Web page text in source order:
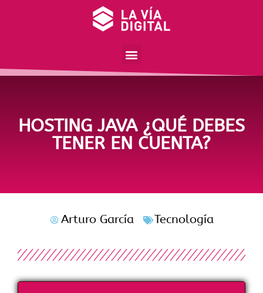
HOSTING JAVA ¿QUÉ DEBES
TENER EN CUENTA?
Arturo García Tecnología